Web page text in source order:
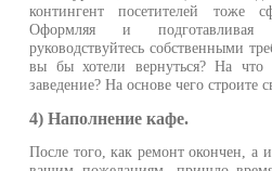
контингент посетителей тоже
Оформляя и
руководствуйтесь собственными
вы бы хотели вернуться? На что
заведение? На основе чего строите
4) Наполнение кафе.
После того, как ремонт окончен, а